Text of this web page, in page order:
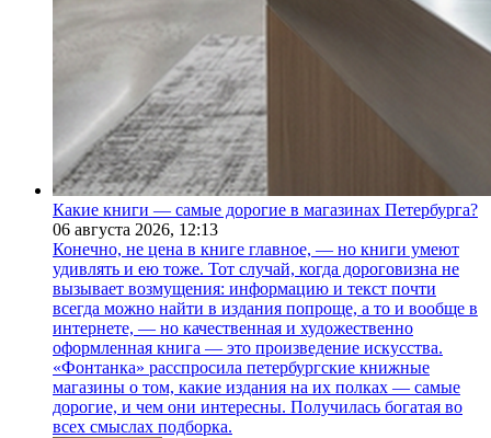
Какие книги — самые дорогие в магазинах Петербурга?
06 августа 2026, 12:13
Конечно, не цена в книге главное, — но книги умеют
удивлять и ею тоже. Тот случай, когда дороговизна не
вызывает возмущения: информацию и текст почти
всегда можно найти в издания попроще, а то и вообще в
интернете, — но качественная и художественно
оформленная книга — это произведение искусства.
«Фонтанка» расспросила петербургские книжные
магазины о том, какие издания на их полках — самые
дорогие, и чем они интересны. Получилась богатая во
всех смыслах подборка.